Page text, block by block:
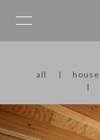
all house